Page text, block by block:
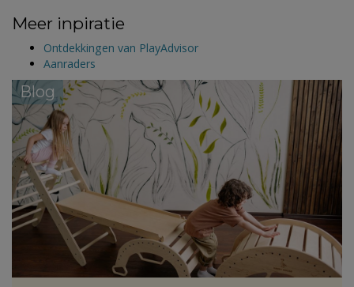
Meer inpiratie
Ontdekkingen van PlayAdvisor
Aanraders
Blog